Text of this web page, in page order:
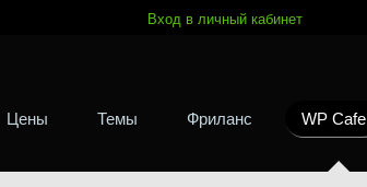
Вход в личный кабинет
Цены Темы Фриланс WP Cafe